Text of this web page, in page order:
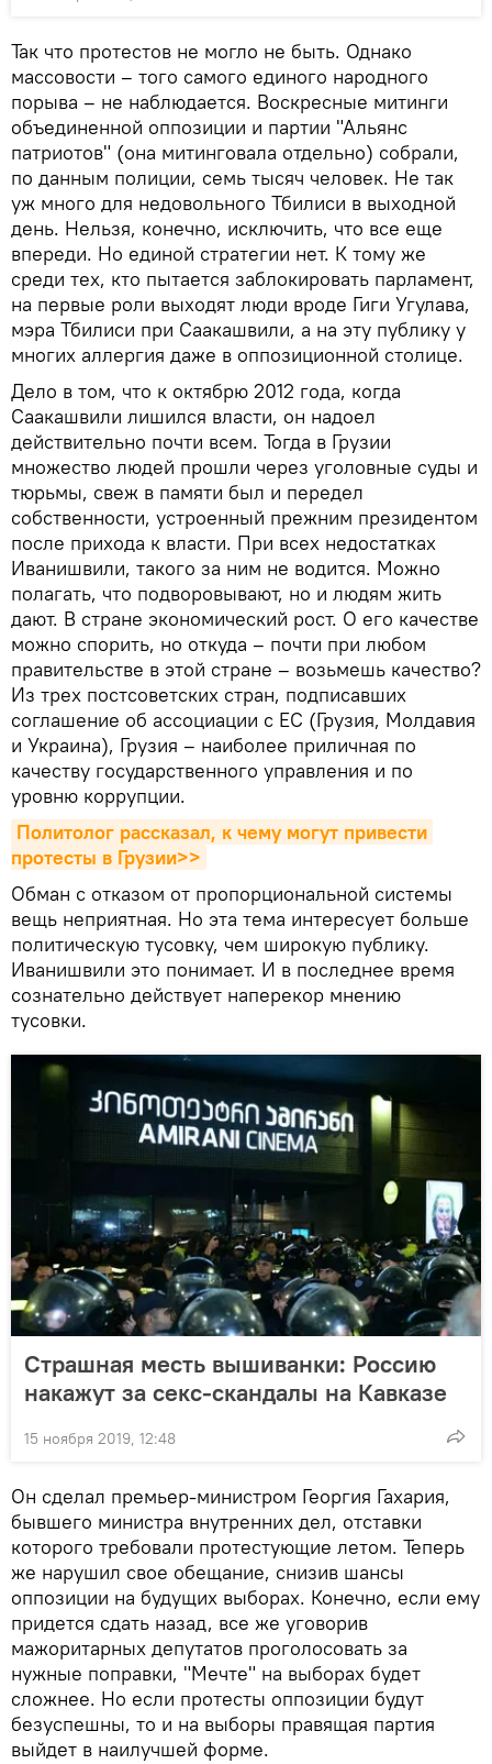
Так что протестов не могло не быть. Однако
массовости – того самого единого народного
порыва – не наблюдается. Воскресные митинги
объединенной оппозиции и партии "Альянс
патриотов" (она митинговала отдельно) собрали,
по данным полиции, семь тысяч человек. Не так
уж много для недовольного Тбилиси в выходной
день. Нельзя, конечно, исключить, что все еще
впереди. Но единой стратегии нет. К тому же
среди тех, кто пытается заблокировать парламент,
на первые роли выходят люди вроде Гиги Угулава,
мэра Тбилиси при Саакашвили, а на эту публику у
многих аллергия даже в оппозиционной столице.
Дело в том, что к октябрю 2012 года, когда
Саакашвили лишился власти, он надоел
действительно почти всем. Тогда в Грузии
множество людей прошли через уголовные суды и
тюрьмы, свеж в памяти был и передел
собственности, устроенный прежним президентом
после прихода к власти. При всех недостатках
Иванишвили, такого за ним не водится. Можно
полагать, что подворовывают, но и людям жить
дают. В стране экономический рост. О его качестве
можно спорить, но откуда – почти при любом
правительстве в этой стране – возьмешь качество?
Из трех постсоветских стран, подписавших
соглашение об ассоциации с ЕС (Грузия, Молдавия
и Украина), Грузия – наиболее приличная по
качеству государственного управления и по
уровню коррупции.
Политолог рассказал, к чему могут привести
протесты в Грузии>>
Обман с отказом от пропорциональной системы
вещь неприятная. Но эта тема интересует больше
политическую тусовку, чем широкую публику.
Иванишвили это понимает. И в последнее время
сознательно действует наперекор мнению
тусовки.
Страшная месть вышиванки: Россию
накажут за секс-скандалы на Кавказе
15 ноября 2019, 12:48
Он сделал премьер-министром Георгия Гахария,
бывшего министра внутренних дел, отставки
которого требовали протестующие летом. Теперь
же нарушил свое обещание, снизив шансы
оппозиции на будущих выборах. Конечно, если ему
придется сдать назад, все же уговорив
мажоритарных депутатов проголосовать за
нужные поправки, "Мечте" на выборах будет
сложнее. Но если протесты оппозиции будут
безуспешны, то и на выборы правящая партия
выйдет в наилучшей форме.